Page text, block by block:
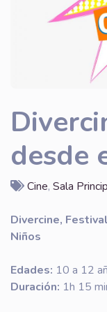
desde
Cine, Sala
Divercine,
Niños
Edades: 10 a 12
Duración: 1h 15